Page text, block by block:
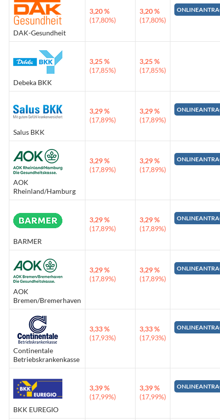
DAK-Gesundheit
3,20 %
(17,80%)
3,20 %
(17,80%)
Debeka BKK
3,25 %
(17,85%)
3,25 %
(17,85%)
Salus BKK
3,29 %
(17,89%)
3,29 %
(17,89%)
AOK
Rheinland/Hamburg
3,29 %
(17,89%)
3,29 %
(17,89%)
BARMER
3,29 %
(17,89%)
3,29 %
(17,89%)
AOK
Bremen/Bremerhaven
3,29 %
(17,89%)
3,29 %
(17,89%)
Continentale
Betriebskrankenkasse
3,33 %
(17,93%)
3,33 %
(17,93%)
BKK EUREGIO
3,39 %
(17,99%)
3,39 %
(17,99%)